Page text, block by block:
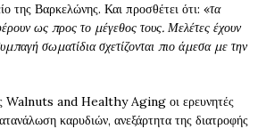
της Βαρκελώνης. Και προσθέτει ότι: «τα
ως προς το μέγεθος τους. Μελέτες έχουν
σωματίδια σχετίζονται πιο άμεσα με την
Walnuts and Healthy Aging οι ερευνητές
καρυδιών, ανεξάρτητα της διατροφής